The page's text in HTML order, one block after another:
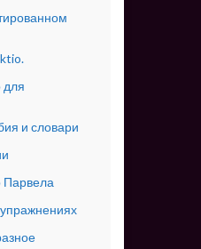
для
и словари
Парвела